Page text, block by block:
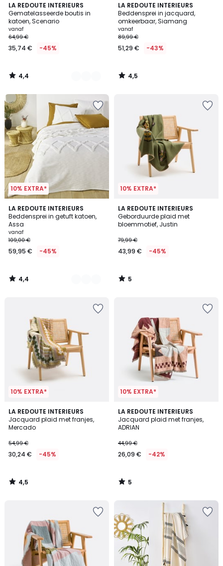
LA REDOUTE INTERIEURS
Gematelasseerde boutis in
katoen, Scenario
vanaf
64,99 €
35,74 € -45%
4,4
/ 5
9
Kleuren
4,4
/
LA REDOUTE INTERIEURS
Beddensprei in jacquard,
omkeerbaar, Siamang
vanaf
89,99 €
51,29 € -43%
4,5
/ 5
4,5
/
10% EXTRA*
LA REDOUTE INTERIEURS
Beddensprei in getuft katoen,
Assa
vanaf
109,00 €
59,95 € -45%
4,4
/ 5
2
Kleuren
4,4
/
10% EXTRA*
LA REDOUTE INTERIEURS
Geborduurde plaid met
bloemmotief, Justin
79,99 €
43,99 € -45%
5
/
5
5
/
10% EXTRA*
LA REDOUTE INTERIEURS
Jacquard plaid met franjes,
Mercado
54,99 €
30,24 € -45%
4,5
/ 5
4,5
/
10% EXTRA*
LA REDOUTE INTERIEURS
Jacquard plaid met franjes,
ADRIAN
44,99 €
26,09 € -42%
5
/
5
5
/